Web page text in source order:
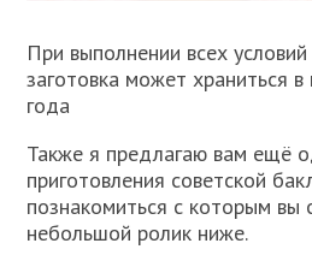
При выполнении всех
заготовка может храниться
года
Также я предлагаю вам ещё
приготовления советской
познакомиться с которым вы
небольшой ролик ниже.